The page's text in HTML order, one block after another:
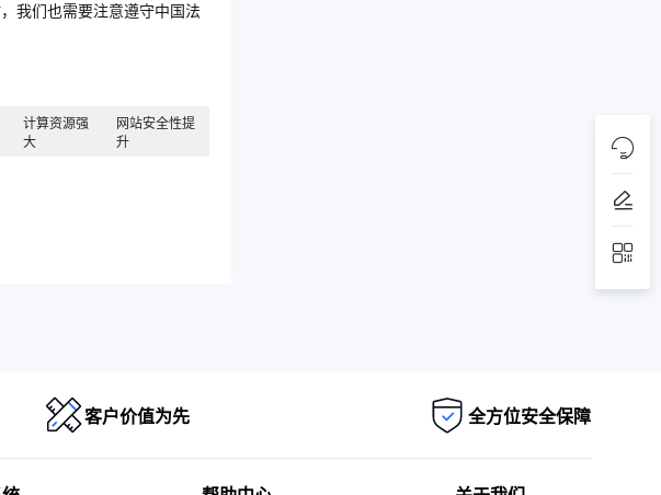
我们也需要注意遵守中国法
计算资源强
大
网站安全性提
升
客户价值为先 全方位安全保障